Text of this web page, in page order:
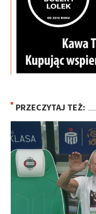
PRZECZYTAJ TEŻ: